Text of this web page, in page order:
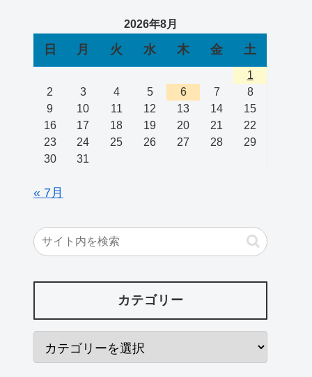
2026年8月
日 月 火 水 木 金 土
1
2
3 4 5 6 7
8
9
10 11 12 13 14
15
16
17 18 19 20 21
22
23
24 25 26 27 28
29
30
31
« 7月
カテゴリー